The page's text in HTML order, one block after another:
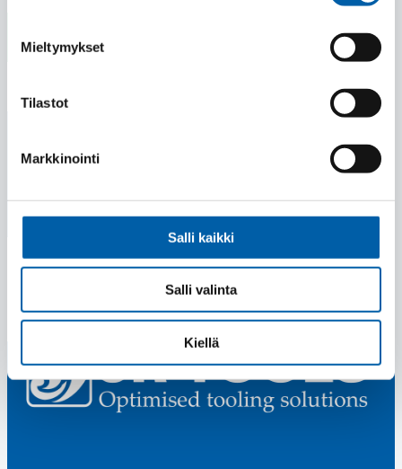
Mieltymykset
Tilastot
Markkinointi
Salli kaikki
Salli valinta
Kiellä